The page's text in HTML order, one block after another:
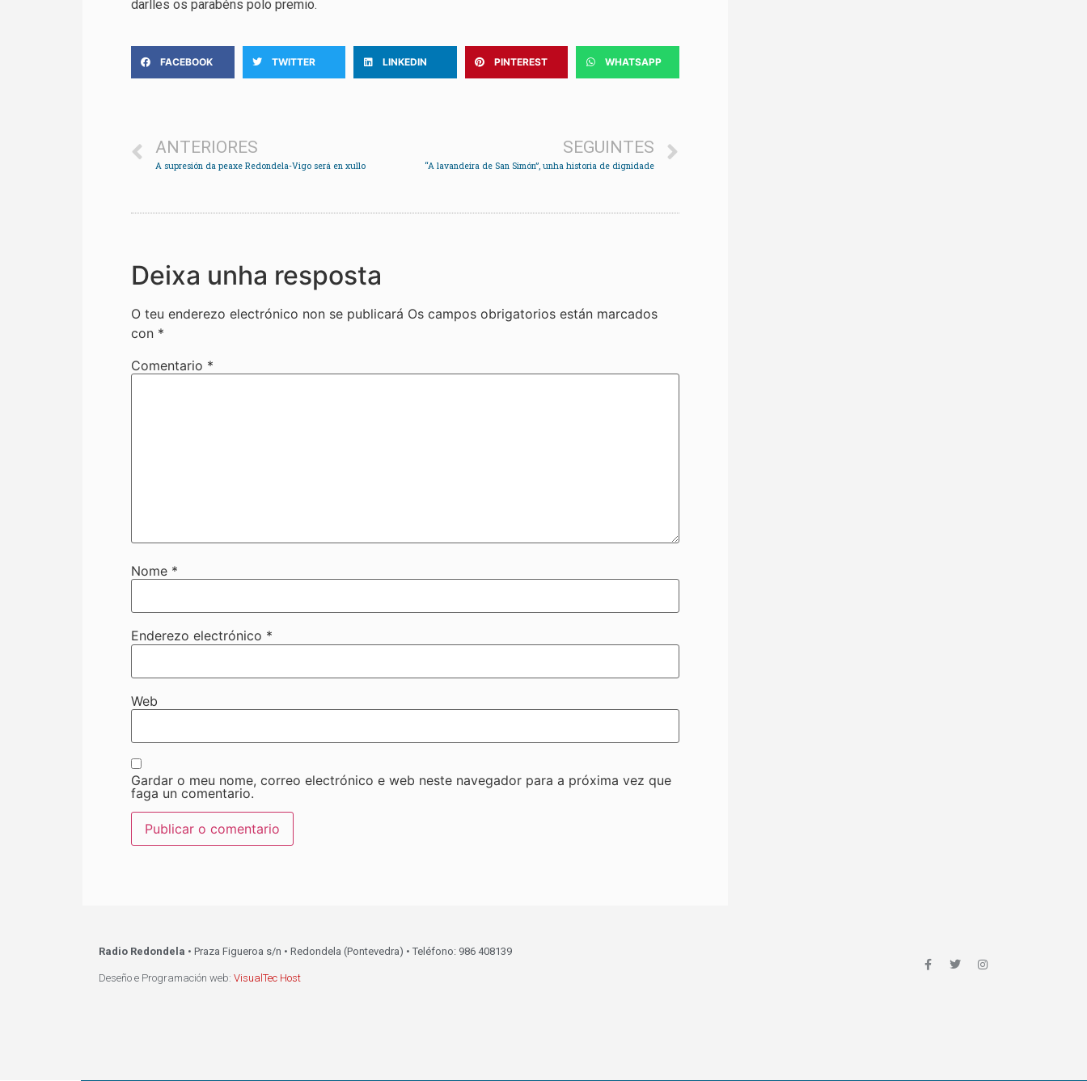
darlles os parabéns polo premio.
FACEBOOK TWITTER LINKEDIN PINTEREST WHATSAPP
ANTERIORES
A supresión da peaxe Redondela-Vigo será en xullo
SEGUINTES
“A lavandeira de San Simón”, unha historia de dignidade
Deixa unha resposta
O teu enderezo electrónico non se publicará Os campos obrigatorios están marcados
con *
Comentario *
Nome *
Enderezo electrónico *
Web
Gardar o meu nome, correo electrónico e web neste navegador para a próxima vez que
faga un comentario.
Radio Redondela • Praza Figueroa s/n • Redondela (Pontevedra) • Teléfono: 986 408139
Deseño e Programación web: VisualTec Host